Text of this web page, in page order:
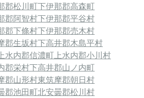
郡松川町下伊那郡高森町
郡阿智村下伊那郡平谷村
郡下條村下伊那郡売木村
郡生坂村下高井郡木島平村
水内郡信濃町上水内郡小川村
郡栄村下高井郡山ノ内町
郡山形村東筑摩郡朝日村
郡池田町北安曇郡松川村